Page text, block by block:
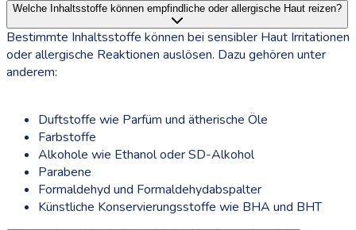
Welche Inhaltsstoffe können empfindliche oder allergische Haut reizen?
Bestimmte Inhaltsstoffe können bei sensibler Haut Irritationen
oder allergische Reaktionen auslösen. Dazu gehören unter
anderem:
Duftstoffe wie Parfüm und ätherische Öle
Farbstoffe
Alkohole wie Ethanol oder SD-Alkohol
Parabene
Formaldehyd und Formaldehydabspalter
Künstliche Konservierungsstoffe wie BHA und BHT